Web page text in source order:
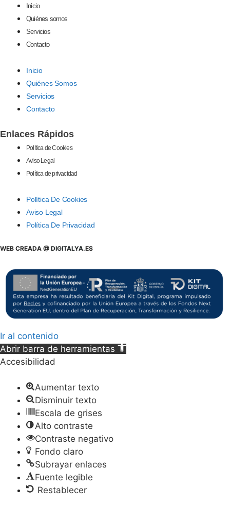
Inicio
Quiénes somos
Servicios
Contacto
Inicio
Quiénes Somos
Servicios
Contacto
Enlaces Rápidos
Política de Cookies
Aviso Legal
Política de privacidad
Política De Cookies
Aviso Legal
Política De Privacidad
WEB CREADA @ DIGITALYA.ES
Ir al contenido
Abrir barra de herramientas
Accesibilidad
Aumentar texto
Disminuir texto
Escala de grises
Alto contraste
Contraste negativo
Fondo claro
Subrayar enlaces
Fuente legible
Restablecer